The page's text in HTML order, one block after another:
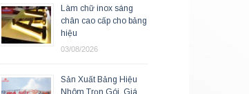
Làm chữ inox sáng
chân cao cấp cho bảng
hiệu
03/08/2026
Sản Xuất Bảng Hiệu
Nhôm Trọn Gói, Giá